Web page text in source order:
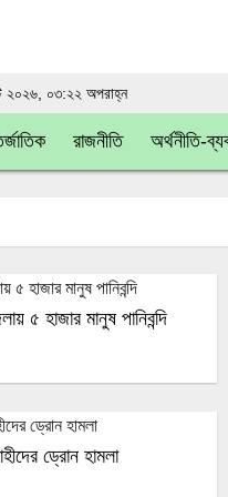
২০২৬, ০৩:২২ অপরাহ্ন
রাজনীতি অর্থনীতি-
৫ হাজার মানুষ পানিবন্দি
ড্রোন হামলা